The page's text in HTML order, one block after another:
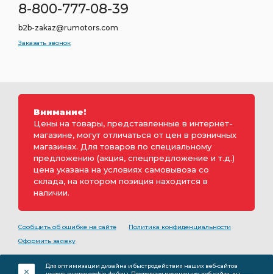
8-800-777-08-39
b2b-zakaz@rumotors.com
Заказать звонок
Внимание!
Цены на товары, представленные в интернет-
магазине, могут отличаться от цен в розничных
магазинах. Для товаров по специальному
предложению (акция, спецпредложение и т.д.)
цена указана на условиях самовывоза со
склада, на котором позиция находится в
наличии.
Сообщить об ошибке на сайте
Политика конфиденциальности
Оформить заявку
обозначением ООО «РуМоторс». Все права на
Для оптимизации дизайна и быстродействия наших веб-сайтов